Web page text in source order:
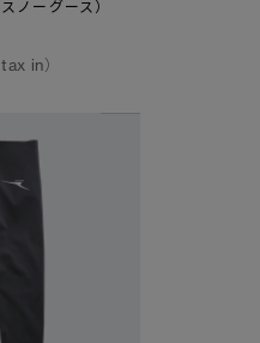
ノーグース）
in）